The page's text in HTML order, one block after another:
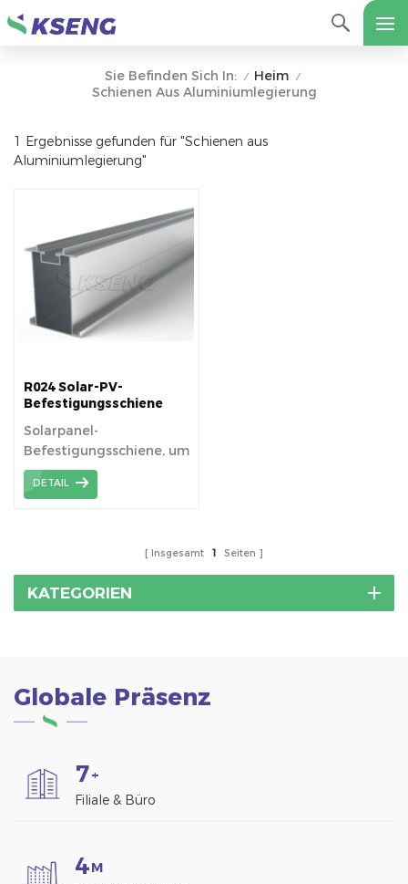
Sie Befinden Sich In: / Heim /
Schienen Aus Aluminiumlegierung
1 Ergebnisse gefunden für "Schienen aus
Aluminiumlegierung"
R024 Solar-PV-
Befestigungsschiene
Solarpanel-
Befestigungsschiene, um
Solar-PV-Anlagen eine
sichere Plattform für
DETAIL
Insgesamt 1 Seiten
KATEGORIEN
Globale Präsenz
7+
Filiale & Büro
4M